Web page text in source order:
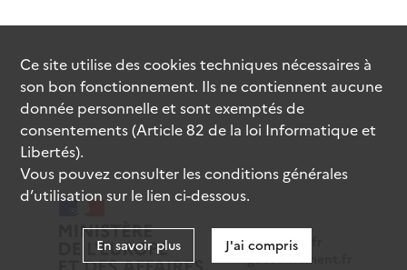
data.gouv.fr
gouvernement.fr
Ce site utilise descookiestechniques nécessaires à
son bon fonctionnement. Ils ne contiennent aucune
donnée personnelle et sont exemptés de
consentements (Article 82 de la loi Informatique et
Libertés).
Vous pouvez consulter les conditions générales
d’utilisation sur le lien ci-dessous.
En savoir plus J'ai compris